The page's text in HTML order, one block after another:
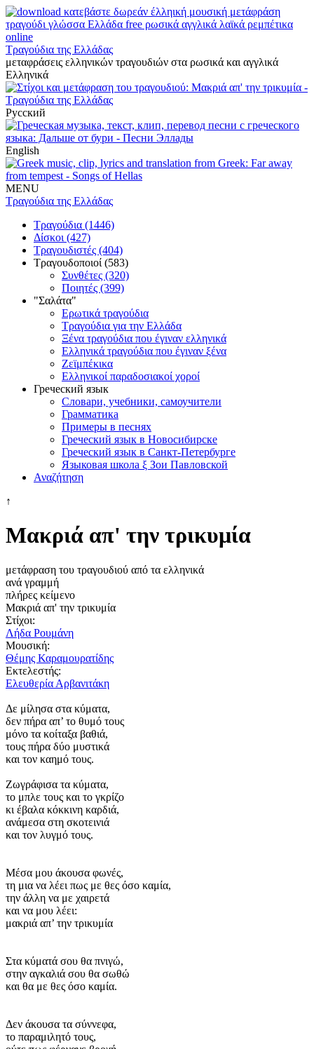
Τραγούδια της Ελλάδας
μεταφράσεις ελληνικών τραγουδιών στα ρωσικά και αγγλικά
Ελληνικά
Русский
English
MENU
Τραγούδια της Ελλάδας
Τραγούδια (1446)
Δίσκοι (427)
Τραγουδιστές (404)
Τραγουδοποιοί (583)
Συνθέτες (320)
Ποιητές (399)
"Σαλάτα"
Ερωτικά τραγούδια
Τραγούδια για την Ελλάδα
Ξένα τραγούδια που έγιναν ελληνικά
Ελληνικά τραγούδια που έγιναν ξένα
Ζεϊμπέκικα
Ελληνικοί παραδοσιακοί χοροί
Греческий язык
Словари, учебники, самоучители
Грамматика
Примеры в песнях
Греческий язык в Новосибирске
Греческий язык в Санкт-Петербурге
Языковая школа ξ Зои Павловской
Αναζήτηση
↑
Μακριά απ' την τρικυμία
μετάφραση του τραγουδιού από τα ελληνικά
ανά γραμμή
πλήρες κείμενο
Μακριά απ' την τρικυμία
Στίχοι:
Λήδα Ρουμάνη
Μουσική:
Θέμης Καραμουρατίδης
Εκτελεστής:
Ελευθερία Αρβανιτάκη
Δε μίλησα στα κύματα,
δεν πήρα απ’ το θυμό τους
μόνο τα κοίταξα βαθιά,
τους πήρα δύο μυστικά
και τον καημό τους.
Ζωγράφισα τα κύματα,
το μπλε τους και το γκρίζο
κι έβαλα κόκκινη καρδιά,
ανάμεσα στη σκοτεινιά
και τον λυγμό τους.
Μέσα μου άκουσα φωνές,
τη μια να λέει πως με θες όσο καμία,
την άλλη να με χαιρετά
και να μου λέει:
μακριά απ’ την τρικυμία
Στα κύματά σου θα πνιγώ,
στην αγκαλιά σου θα σωθώ
και θα με θες όσο καμία.
Δεν άκουσα τα σύννεφα,
το παραμιλητό τους,